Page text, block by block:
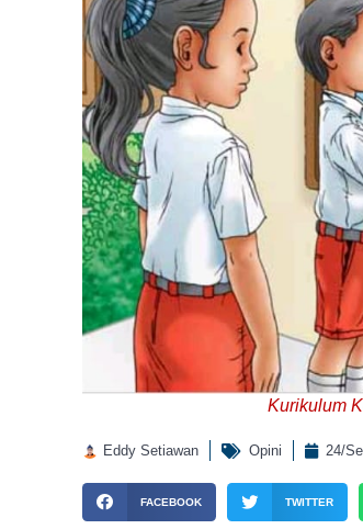
Kurikulum
Eddy Setiawan Opini 24/
FACEBOOK TWITTER